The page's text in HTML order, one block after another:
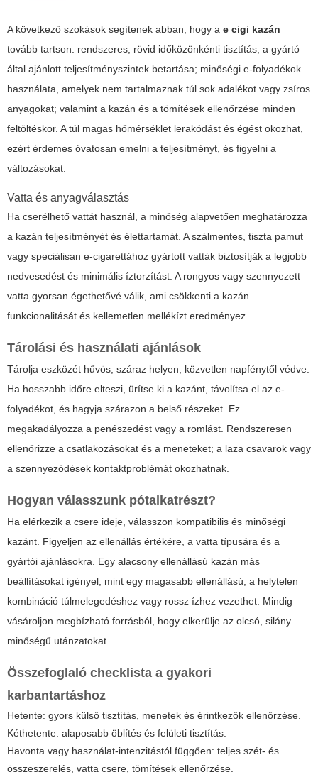
A következő szokások segítenek abban, hogy a e cigi kazán
tovább tartson: rendszeres, rövid időközönkénti tisztítás; a gyártó
által ajánlott teljesítményszintek betartása; minőségi e-folyadékok
használata, amelyek nem tartalmaznak túl sok adalékot vagy zsíros
anyagokat; valamint a kazán és a tömítések ellenőrzése minden
feltöltéskor. A túl magas hőmérséklet lerakódást és égést okozhat,
ezért érdemes óvatosan emelni a teljesítményt, és figyelni a
változásokat.
Vatta és anyagválasztás
Ha cserélhető vattát használ, a minőség alapvetően meghatározza
a kazán teljesítményét és élettartamát. A szálmentes, tiszta pamut
vagy speciálisan e-cigarettához gyártott vatták biztosítják a legjobb
nedvesedést és minimális íztorzítást. A rongyos vagy szennyezett
vatta gyorsan égethetővé válik, ami csökkenti a kazán
funkcionalitását és kellemetlen mellékízt eredményez.
Tárolási és használati ajánlások
Tárolja eszközét hűvös, száraz helyen, közvetlen napfénytől védve.
Ha hosszabb időre elteszi, ürítse ki a kazánt, távolítsa el az e-
folyadékot, és hagyja szárazon a belső részeket. Ez
megakadályozza a penészedést vagy a romlást. Rendszeresen
ellenőrizze a csatlakozásokat és a meneteket; a laza csavarok vagy
a szennyeződések kontaktproblémát okozhatnak.
Hogyan válasszunk pótalkatrészt?
Ha elérkezik a csere ideje, válasszon kompatibilis és minőségi
kazánt. Figyeljen az ellenállás értékére, a vatta típusára és a
gyártói ajánlásokra. Egy alacsony ellenállású kazán más
beállításokat igényel, mint egy magasabb ellenállású; a helytelen
kombináció túlmelegedéshez vagy rossz ízhez vezethet. Mindig
vásároljon megbízható forrásból, hogy elkerülje az olcsó, silány
minőségű utánzatokat.
Összefoglaló checklista a gyakori
karbantartáshoz
Hetente: gyors külső tisztítás, menetek és érintkezők ellenőrzése.
Kéthetente: alaposabb öblítés és felületi tisztítás.
Havonta vagy használat-intenzitástól függően: teljes szét- és
összeszerelés, vatta csere, tömítések ellenőrzése.